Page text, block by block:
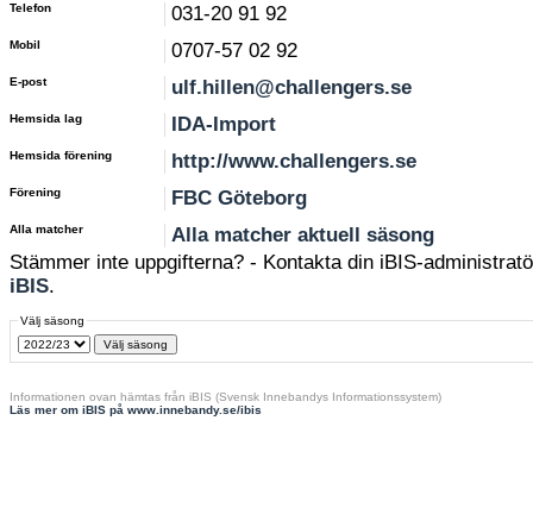
Telefon 031-20 91 92
Mobil 0707-57 02 92
E-post ulf.hillen@challengers.se
Hemsida lag IDA-Import
Hemsida förening http://www.challengers.se
Förening FBC Göteborg
Alla matcher
Alla matcher aktuell säsong
Stämmer inte uppgifterna? - Kontakta din iBIS-
iBIS.
Välj säsong
Informationen ovan hämtas från iBIS (Svensk Innebandys Informationssystem)
Läs mer om iBIS på www.innebandy.se/ibis